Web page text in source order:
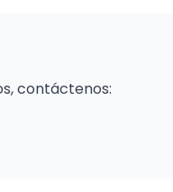
contáctenos: